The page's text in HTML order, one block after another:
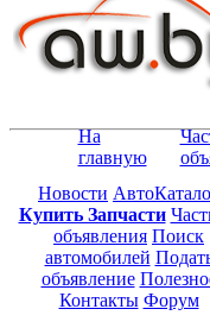
На
главную
Новости
Купить Запчасти
объявления Поиск
автомобилей
объявление
Контакты Форум